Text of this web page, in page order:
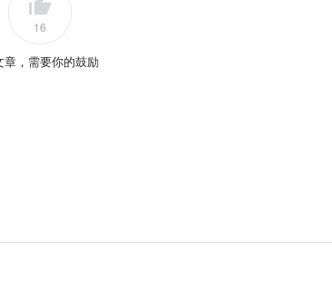
16
章，需要你的鼓励